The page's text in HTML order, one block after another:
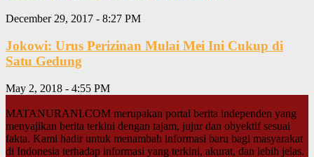
December 29, 2017 - 8:27 PM
Jokowi: Urus Perizinan Mulai Mei Ini Cukup di
Satu Gedung
May 2, 2018 - 4:55 PM
MATANURANI.COM merupakan portal berita independen yang
menyajikan berita terkini dengan tajam, jujur dan obyektif sesuai
fakta. Kami hadir untuk menambah informasi baru bagi masyarakat
di Indonesia terhadap informasi yang terkini, akurat, dan lebih jelas.